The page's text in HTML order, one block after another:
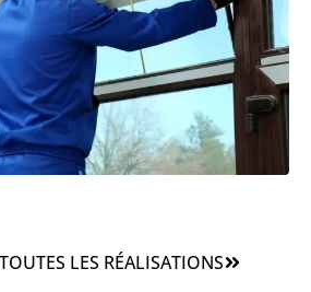
LES RÉALISATIONS